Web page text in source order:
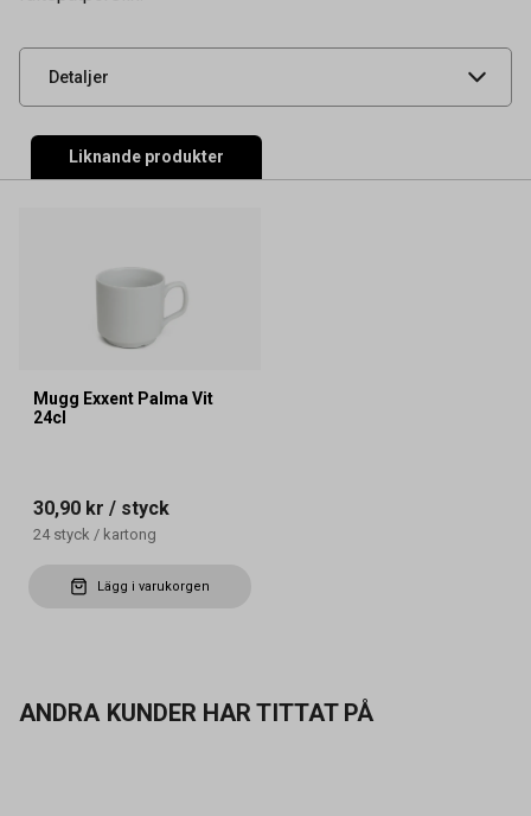
Detaljer
UNSPSC 52152101
Liknande produkter
Mugg Exxent Palma Vit
24cl
30,90 kr / styck
24 styck / kartong
Lägg i varukorgen
ANDRA KUNDER HAR TITTAT PÅ